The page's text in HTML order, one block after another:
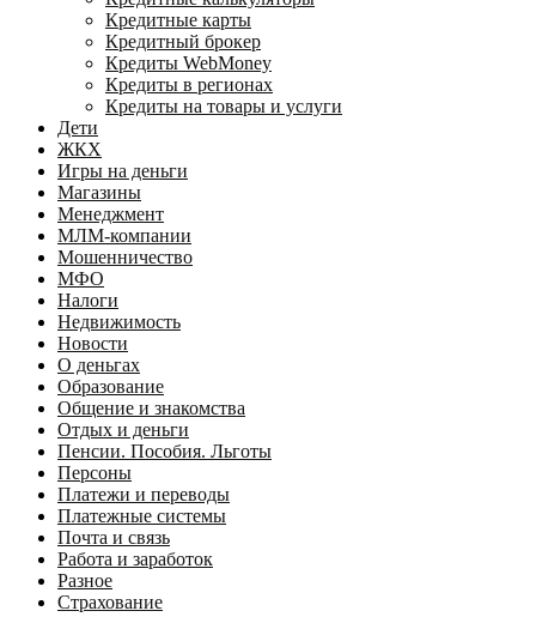
Кредитные карты
Кредитный брокер
Кредиты WebMoney
Кредиты в регионах
Кредиты на товары и услуги
Дети
ЖКХ
Игры на деньги
Магазины
Менеджмент
МЛМ-компании
Мошенничество
МФО
Налоги
Недвижимость
Новости
О деньгах
Образование
Общение и знакомства
Отдых и деньги
Пенсии. Пособия. Льготы
Персоны
Платежи и переводы
Платежные системы
Почта и связь
Работа и заработок
Разное
Страхование